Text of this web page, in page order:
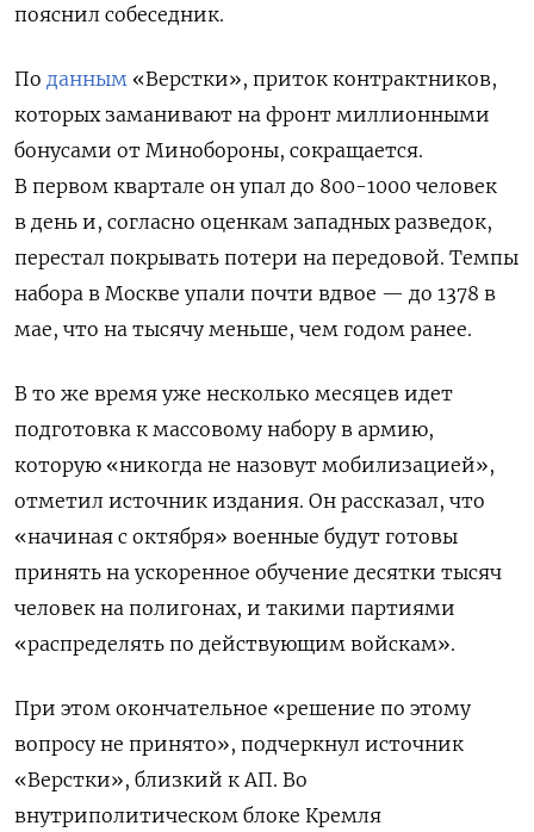
пояснил собеседник.
По данным «Верстки», приток контрактников,
которых заманивают на фронт миллионными
бонусами от Минобороны, сокращается.
В первом квартале он упал до 800-1000 человек
в день и, согласно оценкам западных разведок,
перестал покрывать потери на передовой. Темпы
набора в Москве упали почти вдвое — до 1378 в
мае, что на тысячу меньше, чем годом ранее.
В то же время уже несколько месяцев идет
подготовка к массовому набору в армию,
которую «никогда не назовут мобилизацией»,
отметил источник издания. Он рассказал, что
«начиная с октября» военные будут готовы
принять на ускоренное обучение десятки тысяч
человек на полигонах, и такими партиями
«распределять по действующим войскам».
При этом окончательное «решение по этому
вопросу не принято», подчеркнул источник
«Верстки», близкий к АП. Во
внутриполитическом блоке Кремля